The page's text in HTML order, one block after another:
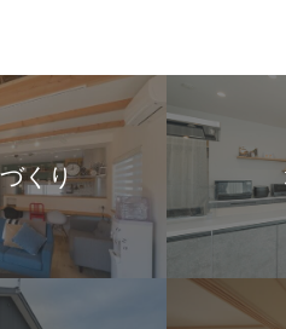
くり